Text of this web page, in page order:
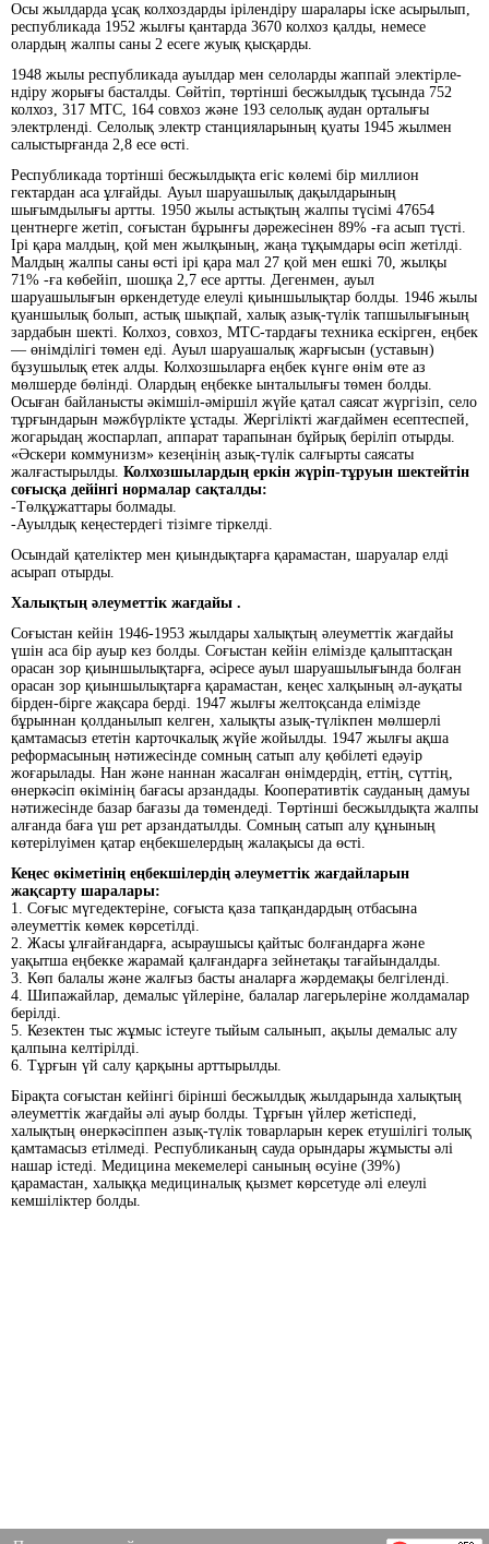
Осы жылдарда ұсақ колхоздарды ірілендіру шаралары іске асырылып,
республикада 1952 жылғы қантарда 3670 колхоз қалды, немесе
олардың жалпы саны 2 есеге жуық қысқарды.
1948 жылы республикада ауылдар мен селоларды жаппай электірле-
ндіру жорығы басталды. Сөйтіп, төртінші бесжылдық тұсында 752
колхоз, 317 МТС, 164 совхоз және 193 селолық аудан орталығы
электрленді. Селолық электр станцияларының қуаты 1945 жылмен
салыстырғанда 2,8 есе өсті.
Республикада тортінші бесжылдықта егіс көлемі бір миллион
гектардан аса ұлғайды. Ауыл шаруашылық дақылдарының
шығымдылығы артты. 1950 жылы астықтың жалпы түсімі 47654
центнерге жетіп, соғыстан бұрынғы дәрежесінен 89% -ға асып түсті.
Ірі қара малдың, қой мен жылқының, жаңа тұқымдары өсіп жетілді.
Малдың жалпы саны өсті ірі қара мал 27 қой мен ешкі 70, жылқы
71% -ға көбейіп, шошқа 2,7 есе артты. Дегенмен, ауыл
шаруашылығын өркендетуде елеулі қиыншылықтар болды. 1946 жылы
қуаншылық болып, астық шықпай, халық азық-түлік тапшылығының
зардабын шекті. Колхоз, совхоз, МТС-тардағы техника ескірген, еңбек
— өнімділігі төмен еді. Ауыл шаруашалық жарғысын (уставын)
бұзушылық етек алды. Колхозшыларға еңбек күнге өнім өте аз
мөлшерде бөлінді. Олардың еңбекке ынталылығы төмен болды.
Осыған байланысты әкімшіл-әміршіл жүйе қатал саясат жүргізіп, село
тұрғындарын мәжбүрлікте ұстады. Жергілікті жағдаймен есептеспей,
жогарыдаң жоспарлап, аппарат тарапынан бұйрық беріліп отырды.
«Әскери коммунизм» кезеңінің азық-түлік салғырты саясаты
жалғастырылды. Колхозшылардың еркін жүріп-тұруын шектейтін
соғысқа дейінгі нормалар сақталды:
-Төлқұжаттары болмады.
-Ауылдық кеңестердегі тізімге тіркелді.
Осындай қателіктер мен қиындықтарға қарамастан, шаруалар елді
асырап отырды.
Халықтың әлеуметтік жағдайы .
Соғыстан кейін 1946-1953 жылдары халықтың әлеуметтік жағдайы
үшін аса бір ауыр кез болды. Соғыстан кейін елімізде қалыптасқан
орасан зор қиыншылықтарға, әсіресе ауыл шаруашылығында болған
орасан зор қиыншылықтарға қарамастан, кеңес халқының әл-ауқаты
бірден-бірге жақсара берді. 1947 жылғы желтоқсанда елімізде
бұрыннан қолданылып келген, халықты азық-түлікпен мөлшерлі
қамтамасыз ететін карточкалық жүйе жойылды. 1947 жылғы ақша
реформасының нәтижесінде сомның сатып алу қөбілеті едәуір
жоғарылады. Нан және наннан жасалған өнімдердің, еттің, сүттің,
өнеркәсіп өкімінің бағасы арзандады. Кооперативтік сауданың дамуы
нәтижесінде базар бағазы да төмендеді. Төртінші бесжылдықта жалпы
алғанда баға үш рет арзандатылды. Сомның сатып алу құнының
көтерілуімен қатар еңбекшелердың жалақысы да өсті.
Кеңес өкіметінің еңбекшілердің әлеуметтік жағдайларын
жақсарту шаралары:
1. Соғыс мүгедектеріне, соғыста қаза тапқандардың отбасына
әлеуметтік көмек көрсетілді.
2. Жасы ұлғайғандарға, асыраушысы қайтыс болғандарға және
уақытша еңбекке жарамай қалғандарға зейнетақы тағайындалды.
3. Көп балалы және жалғыз басты аналарға жәрдемақы белгіленді.
4. Шипажайлар, демалыс үйлеріне, балалар лагерьлеріне жолдамалар
берілді.
5. Кезектен тыс жұмыс істеуге тыйым салынып, ақылы демалыс алу
қалпына келтірілді.
6. Тұрғын үй салу қарқыны арттырылды.
Бірақта соғыстан кейінгі бірінші бесжылдық жылдарында халықтың
әлеуметтік жағдайы әлі ауыр болды. Тұрғын үйлер жетіспеді,
халықтың өнеркәсіппен азық-түлік товарларын керек етушілігі толық
қамтамасыз етілмеді. Республиканың сауда орындары жұмысты әлі
нашар істеді. Медицина мекемелері санының өсуіне (39%)
қарамастан, халыққа медициналық қызмет көрсетуде әлі елеулі
кемшіліктер болды.